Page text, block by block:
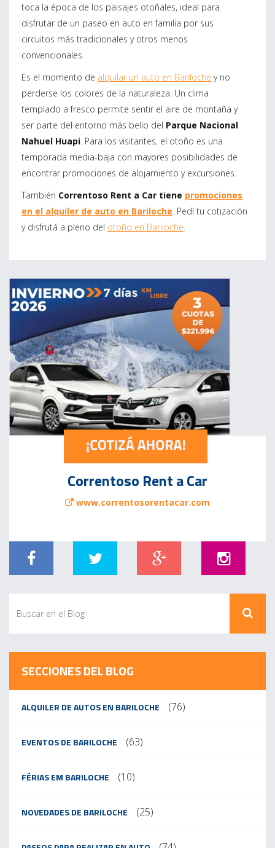
toca la época de los paisajes otoñales, ideal para
disfrutar de un paseo en auto en familia por sus
circuitos más tradicionales y otros menos
convencionales.
Es el momento de alquilar un auto en Bariloche y no
perderse los colores de la naturaleza. Un clima
templado a fresco permite sentir el aire de montaña y
ser parte del entorno más bello del Parque Nacional
Nahuel Huapi . Para los visitantes, el otoño es una
temporada media-baja con mayores posibilidades de
encontrar promociones de alojamiento y excursiones.
También Correntoso Rent a Car tiene promociones
en el alquiler de auto en Bariloche . Pedí tu cotización
y disfrutá a pleno del otoño en Bariloche
Correntoso Rent a Car
www.correntosorentacar.com
SECCIONES DEL BLOG
ALQUILER DE AUTOS EN BARILOCHE (76)
EVENTOS DE BARILOCHE (63)
FÉRIAS EM BARILOCHE (10)
NOVEDADES DE BARILOCHE (25)